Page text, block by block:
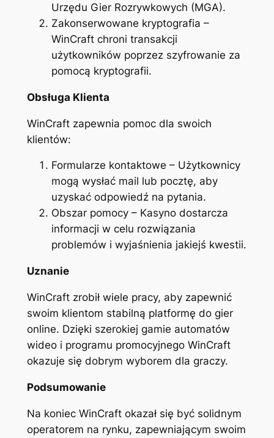
Urzędu Gier Rozrywkowych (MGA).
Zakonserwowane kryptografia –
WinCraft chroni transakcji
użytkowników poprzez szyfrowanie za
pomocą kryptografii.
Obsługa Klienta
WinCraft zapewnia pomoc dla swoich
klientów:
Formularze kontaktowe – Użytkownicy
mogą wysłać mail lub pocztę, aby
uzyskać odpowiedź na pytania.
Obszar pomocy – Kasyno dostarcza
informacji w celu rozwiązania
problemów i wyjaśnienia jakiejś kwestii.
Uznanie
WinCraft zrobił wiele pracy, aby zapewnić
swoim klientom stabilną platformę do gier
online. Dzięki szerokiej gamie automatów
wideo i programu promocyjnego WinCraft
okazuje się dobrym wyborem dla graczy.
Podsumowanie
Na koniec WinCraft okazał się być solidnym
operatorem na rynku, zapewniającym swoim